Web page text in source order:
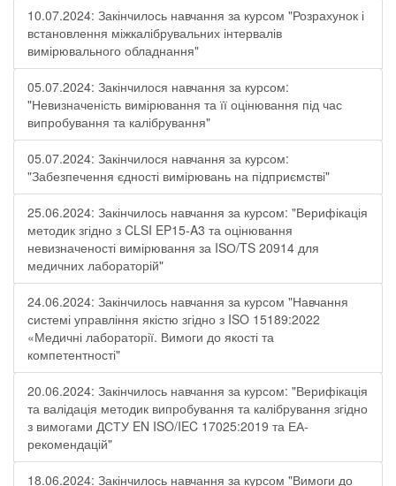
10.07.2024: Закінчилось навчання за курсом "Розрахунок і
встановлення міжкалібрувальних інтервалів
вимірювального обладнання"
05.07.2024: Закінчилося навчання за курсом:
"Невизначеність вимірювання та її оцінювання під час
випробування та калібрування"
05.07.2024: Закінчилося навчання за курсом:
"Забезпечення єдності вимірювань на підприємстві"
25.06.2024: Закінчилось навчання за курсом: "Верифікація
методик згідно з CLSI EP15-A3 та оцінювання
невизначеності вимірювання за ISО/TS 20914 для
медичних лабораторій"
24.06.2024: Закінчилось навчання за курсом "Навчання
системі управління якістю згідно з ISO 15189:2022
«Медичні лабораторії. Вимоги до якості та
компетентності"
20.06.2024: Закінчилось навчання за курсом: "Верифікація
та валідація методик випробування та калібрування згідно
з вимогами ДСТУ EN ISO/IEC 17025:2019 та ЕА-
рекомендацій"
18.06.2024: Закінчилось навчання за курсом "Вимоги до